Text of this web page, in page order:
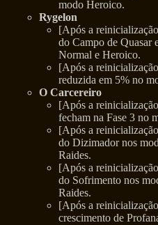
modo Heroico.
Rygelon
[Após a
do Campo de Quasar
Normal e Heroico.
[Após a
reduzida em 5% no
O Carcereiro
[Após a
fecham na Fase 3 no
[Após a
do Dizimador nos
Raides.
[Após a
do Sofrimento nos
Raides.
[Após a
crescimento de